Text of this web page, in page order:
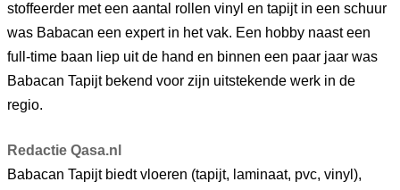
stoffeerder met een aantal rollen vinyl en tapijt in een schuur
was Babacan een expert in het vak. Een hobby naast een
full-time baan liep uit de hand en binnen een paar jaar was
Babacan Tapijt bekend voor zijn uitstekende werk in de
regio.
Redactie Qasa.nl
Babacan Tapijt biedt vloeren (tapijt, laminaat, pvc, vinyl),